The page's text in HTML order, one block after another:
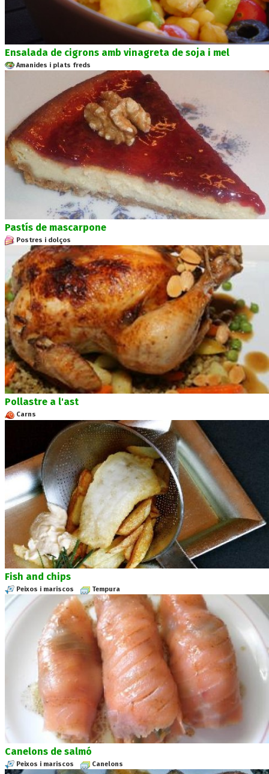
Ensalada de cigrons amb vinagreta de soja i mel
Amanides i plats freds
Pastís de mascarpone
Postres i dolços
Pollastre a l'ast
Carns
Fish and chips
Peixos i mariscos Tempura
Canelons de salmó
Peixos i mariscos Canelons